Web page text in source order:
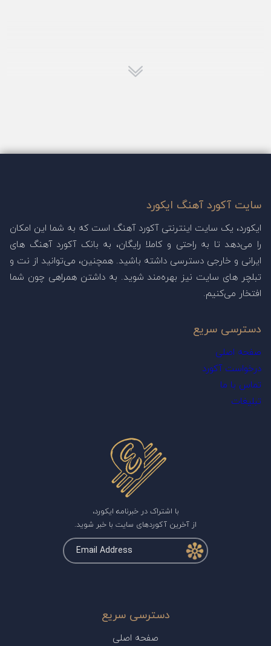
سایت آکورد آهنگ ایکورد
ایکورد، یک سایت اینترنتی آکورد آهنگ است که به شما این امکان
را می‌دهد تا به راحتی و کاملا رایگان، به بانک آکورد آهنگ های
ایرانی و خارجی دسترسی داشته باشید. همچنین، می‌توانید از نت و
تبلچر های سایت نیز بهره‌مند شوید. به داشتن همراهی چون شما
افتخار می‌کنیم.
دسترسی سریع
صفحه اصلی
درخواست آکورد
تماس با ما
تبلیغات
با اشتراک در خبرنامه ایکورد،
از آخرین آکوردهای سایت با خبر شوید.
دسترسی سریع
صفحه اصلی